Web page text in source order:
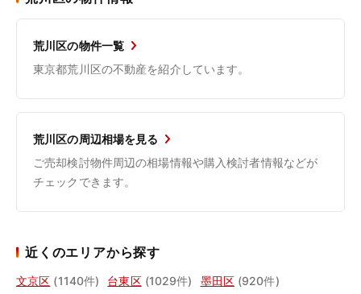
荒川区の物件一覧
東京都荒川区の不動産を紹介しています。
荒川区の周辺相場を見る
ご売却検討物件周辺の相場情報や購入検討者情報などが
チェックできます。
近くのエリアから探す
文京区 (1140件) 台東区 (1029件) 墨田区 (920件)